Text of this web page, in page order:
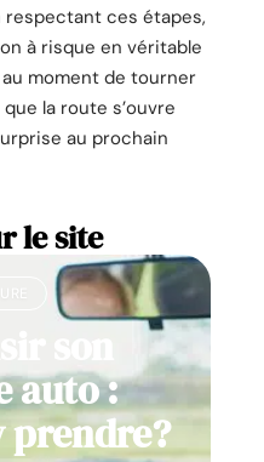
respectant ces étapes,
à risque en véritable
moment de tourner
la route s’ouvre
au prochain
le site
son
auto :
prendre?